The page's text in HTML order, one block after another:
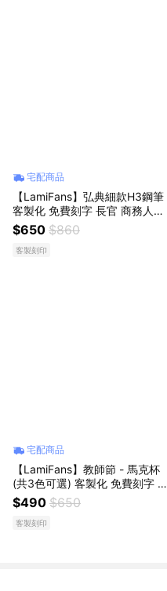
宅配商品
【LamiFans】弘典細款H3鋼筆
客製化 免費刻字 長官 商務人士
男友 職場禮 生日禮 客製心意禮
書寫儀式感 書寫流暢
$650 $860
客製刻印
宅配商品
【LamiFans】教師節 - 馬克杯
(共3色可選) 客製化 免費刻字 附
贈木質杯蓋 304不鏽鋼 保溫杯
咖啡杯 專屬於你
$490 $650
客製刻印